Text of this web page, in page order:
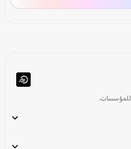
للمؤسسات.